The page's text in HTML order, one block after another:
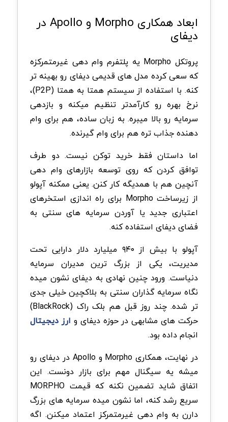
ابعاد همکاری Morpho و Apollo در
دیفای
پروتکل Morpho یه پلتفرم وام دهی غیرمتمرکزه
که سعی کرده مدل های قدیمی دیفای رو بهینه تر
کنه. با استفاده از سیستم همتا به همتا (P2P)،
نرخ بهره رو کارآمدتر تنظیم میکنه و بازدهی
سرمایه رو بالا میبره. به زبان ساده، هم برای وام
دهنده جذاب تره هم برای وام گیرنده.
اما داستان فقط خرید توکن نیست. دو طرف
توافق کردن که روی توسعه بازارهای وام دهی
آنچین هم با همدیگه کار کنن. یعنی ممکنه آپولو
از زیرساخت Morpho برای راه اندازی استخرهای
اعتباری جدید یا آوردن سرمایه های سنتی به
فضای دیفای استفاده کنه.
آپولو با بیش از ۹۴۰ میلیارد دلار دارایی تحت
مدیریت، یکی از بزرگ ترین مدیران سرمایه
دنیاست. ورود چنین نهادی به دیفای نشون میده
نگاه سرمایه گذاران سنتی به بلاکچین خیلی جدی
تر شده. چند روز قبل هم بلک راک (BlackRock)
حرکت های مشابهی در حوزه دیفای و ارز دیجیتال
انجام داده بود.
در نهایت، همکاری Morpho و Apollo در دیفای رو
میشه یه سیگنال مهم برای بازار دونست. این
اتفاق شاید تضمین نکنه که قیمت MORPHO
سریع رشد کنه، اما نشون میده سرمایه های بزرگ
دارن به وام دهی غیرمتمرکز اعتماد میکنن. اگه